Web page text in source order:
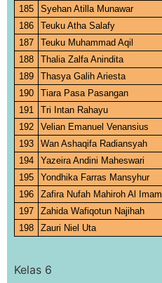
185
Syehan Atilla Munawar
186
Teuku Atha Salafy
187
Teuku Muhammad Aqil
188
Thalia Zalfa Anindita
189
Thasya Galih Ariesta
190
Tiara Pasa Pasangan
191
Tri Intan Rahayu
192
Velian Emanuel Venansius
193
Wan Ashaqifa Radiansyah
194
Yazeira Andini Maheswari
195
Yondhika Farras Mansyhur
196
Zafira Nufah Mahiroh Al Imam
197
Zahida Wafiqotun Najihah
198
Zauri Niel Uta
Kelas 6